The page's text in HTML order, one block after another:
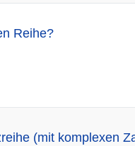
Reihe?
(mit komplexen